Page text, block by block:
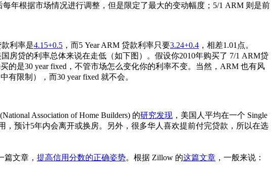
年根据市场情况进行调整，但是限定了最大的变动幅度；5/1 ARM 则是前
款利率是4.15+0.5 ，而5 Year ARM 贷款利率只要3.24+0.4 ，相差1.01点。
国房贷的利率总体来说在走低（如下图）。假设你2010年购买了 7/1 ARM贷
的是30 year fixed，不管市场怎么变化你的利率不变。当然，ARM 也有风
限制），而30 year fixed 就不会。
Association of Home Builders) 的研究发现 ，美国人平均在一个 Single
，预计5年内会离开或换房。另外，很多华人喜欢提前付完贷款，所以在选
文章， 提高信用分数的正确姿势。根据 Zillow 的这篇文章 ，一般来说：